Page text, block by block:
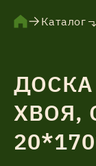
Каталог
Каталог
ДОСКА
ХВОЯ,